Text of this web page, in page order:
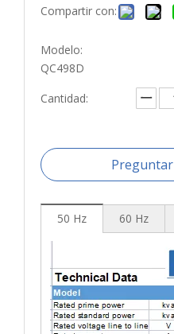
Compartir con:
Modelo:
QC498D
Cantidad:
Preguntar
50 Hz 60 Hz